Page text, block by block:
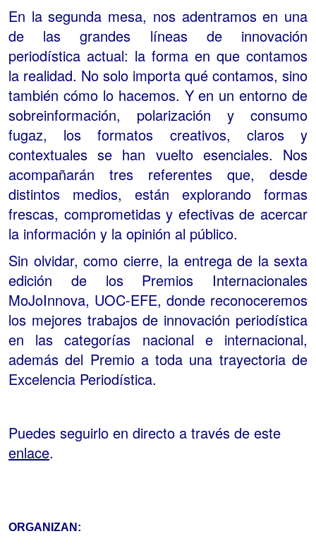
En la segunda mesa, nos adentramos en una
de las grandes líneas de innovación
periodística actual: la forma en que contamos
la realidad. No solo importa qué contamos, sino
también cómo lo hacemos. Y en un entorno de
sobreinformación, polarización y consumo
fugaz, los formatos creativos, claros y
contextuales se han vuelto esenciales. Nos
acompañarán tres referentes que, desde
distintos medios, están explorando formas
frescas, comprometidas y efectivas de acercar
la información y la opinión al público.
Sin olvidar, como cierre, la entrega de la sexta
edición de los Premios Internacionales
MoJoInnova, UOC-EFE, donde reconoceremos
los mejores trabajos de innovación periodística
en las categorías nacional e internacional,
además del Premio a toda una trayectoria de
Excelencia Periodística.
Puedes seguirlo en directo a través de este
enlace.
ORGANIZAN: